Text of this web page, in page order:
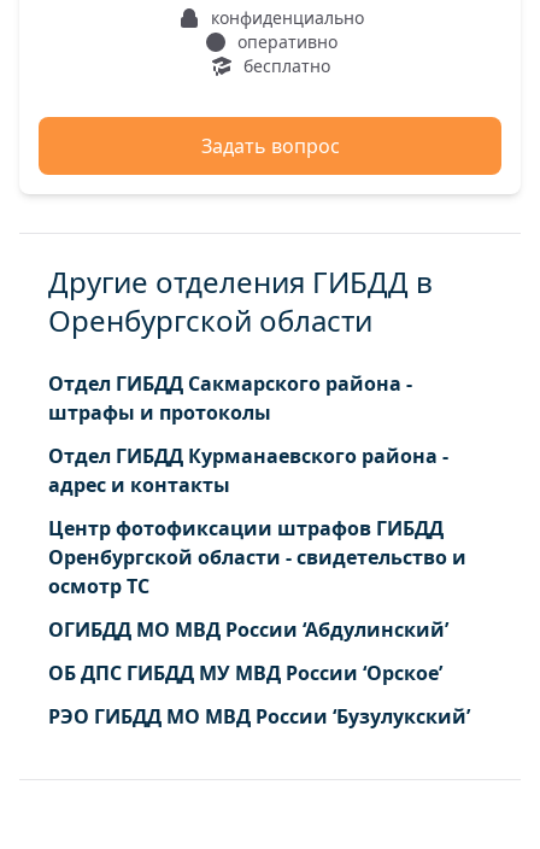
конфиденциально
оперативно
бесплатно
Задать вопрос
Другие отделения ГИБДД в
Оренбургской области
Отдел ГИБДД Сакмарского района -
штрафы и протоколы
Отдел ГИБДД Курманаевского района -
адрес и контакты
Центр фотофиксации штрафов ГИБДД
Оренбургской области - свидетельство и
осмотр ТС
ОГИБДД МО МВД России ‘Абдулинский’
ОБ ДПС ГИБДД МУ МВД России ‘Орское’
РЭО ГИБДД МО МВД России ‘Бузулукский’